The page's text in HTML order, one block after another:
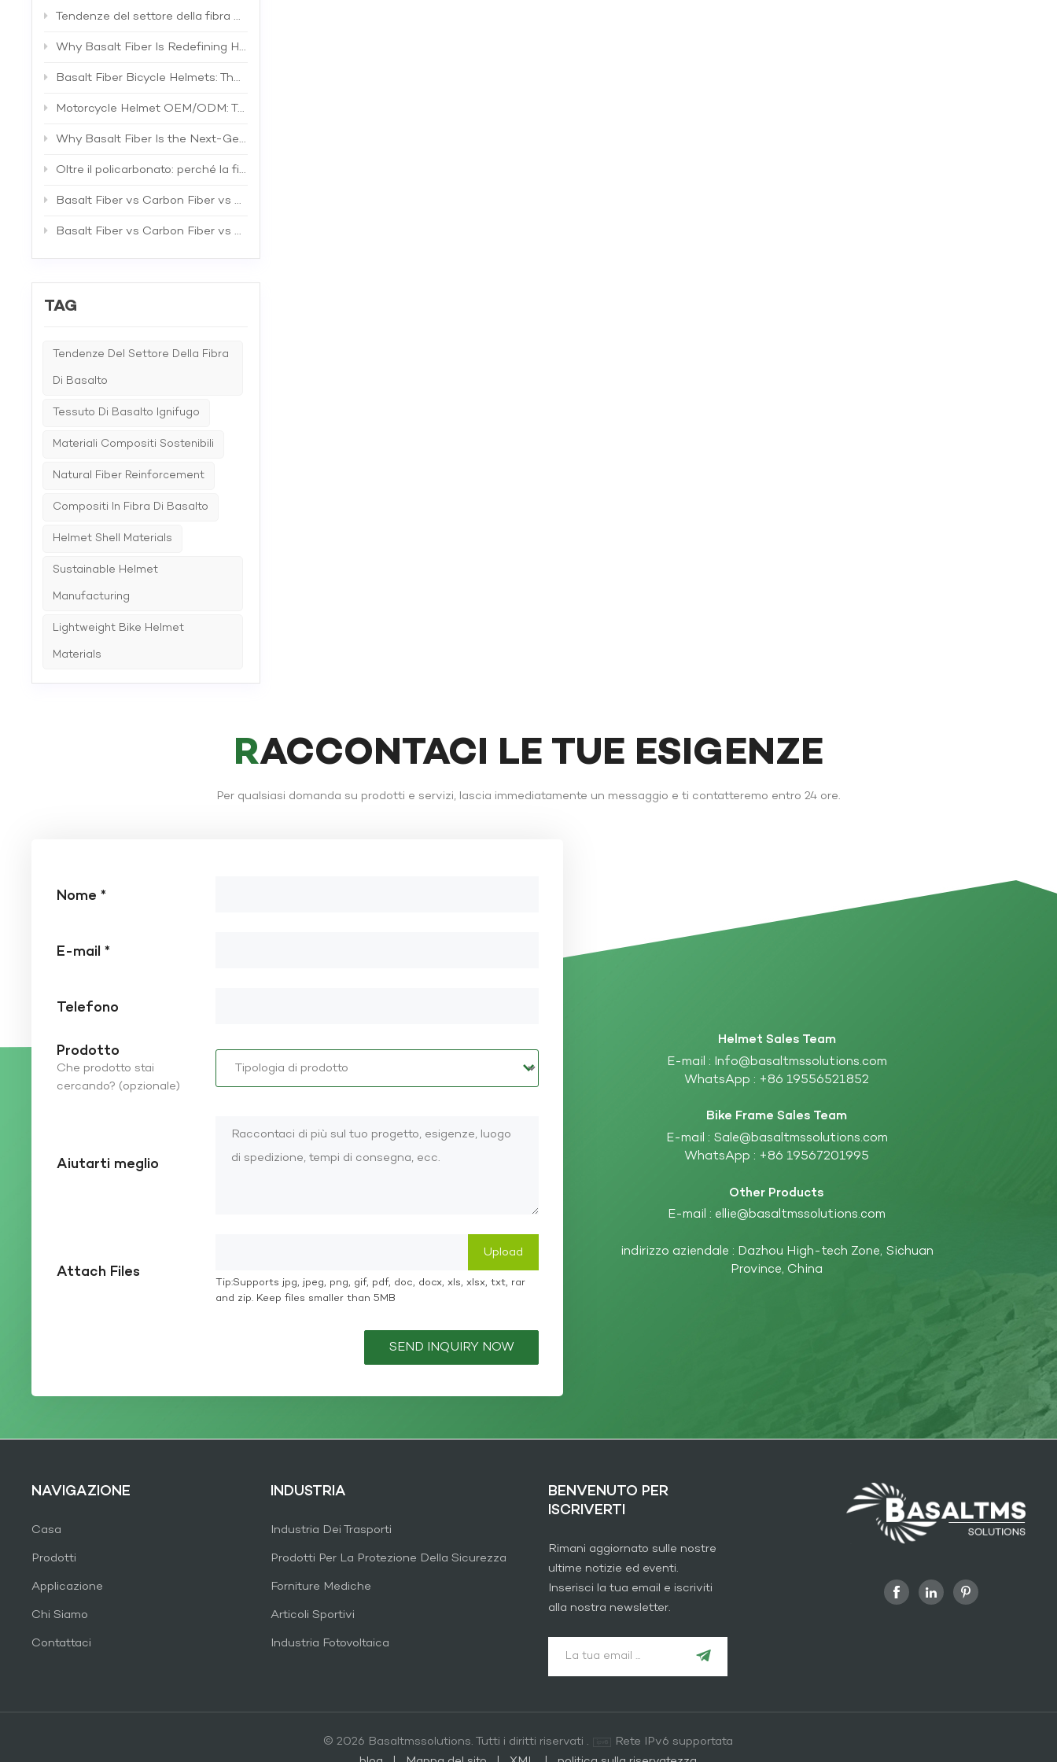
Tendenze del settore della fibra di basalto: guidare la prossima generazione di compositi ad alte prestazioni
Why Basalt Fiber Is Redefining Helmet Shell Materials
Basalt Fiber Bicycle Helmets: The Future of Lightweight Protection
Motorcycle Helmet OEM/ODM: The Complete B2B Guide to Private Label Manufacturing and Supplier Selection
Why Basalt Fiber Is the Next-Generation Material for Bicycle Helmets
Oltre il policarbonato: perché la fibra di basalto è il materiale superiore per i gusci dei caschi da bicicletta
Basalt Fiber vs Carbon Fiber vs Fiberglass: The Best Material for Bicycle Helmets
Basalt Fiber vs Carbon Fiber vs Fiberglass: A Comprehensive Technical Comparison for Industrial Applications
TAG
Tendenze Del Settore Della Fibra
Di Basalto
Tessuto Di Basalto Ignifugo
Materiali Compositi Sostenibili
Natural Fiber Reinforcement
Compositi In Fibra Di Basalto
Helmet Shell Materials
Sustainable Helmet
Manufacturing
Lightweight Bike Helmet
Materials
RACCONTACI LE TUE ESIGENZE
Per qualsiasi domanda su prodotti e servizi, lascia immediatamente un messaggio e ti contatteremo entro 24 ore.
Nome *
E-mail *
Telefono
Prodotto
Che prodotto stai
cercando? (opzionale)
Aiutarti meglio
Attach Files
Tip:Supports jpg, jpeg, png, gif, pdf, doc, docx, xls, xlsx, txt, rar
and zip. Keep files smaller than 5MB
SEND INQUIRY NOW
Helmet Sales Team
E-mail : Info@basaltmssolutions.com
WhatsApp : +86 19556521852
Bike Frame Sales Team
E-mail : Sale@basaltmssolutions.com
WhatsApp : +86 19567201995
Other Products
E-mail : ellie@basaltmssolutions.com
indirizzo aziendale : Dazhou High-tech Zone, Sichuan
Province, China
NAVIGAZIONE
Casa
Prodotti
Applicazione
Chi Siamo
Contattaci
INDUSTRIA
Industria Dei Trasporti
Prodotti Per La Protezione Della Sicurezza
Forniture Mediche
Articoli Sportivi
Industria Fotovoltaica
BENVENUTO PER
ISCRIVERTI
Rimani aggiornato sulle nostre
ultime notizie ed eventi.
Inserisci la tua email e iscriviti
alla nostra newsletter.
© 2026 Basaltmssolutions. Tutti i diritti riservati .
Rete IPv6 supportata